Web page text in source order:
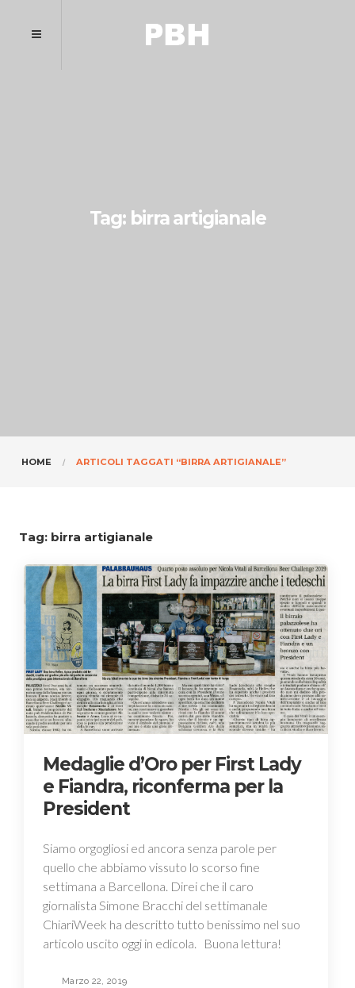
Tag: birra artigianale
HOME ARTICOLI TAGGATI “BIRRA ARTIGIANALE”
Tag: birra artigianale
Medaglie d’Oro per First Lady
e Fiandra, riconferma per la
President
Siamo orgogliosi ed ancora senza parole per
quello che abbiamo vissuto lo scorso fine
settimana a Barcellona. Direi che il caro
giornalista Simone Bracchi del settimanale
ChiariWeek ha descritto tutto benissimo nel suo
articolo uscito oggi in edicola. Buona lettura!
Marzo 22, 2019